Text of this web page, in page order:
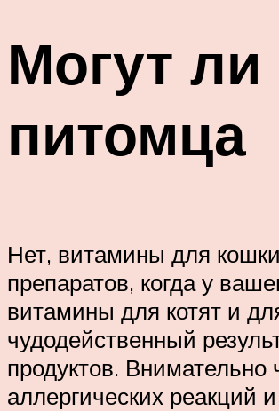
Могут
питомца
Нет, витамины для
препаратов, когда у
витамины для котят и
чудодейственный
продуктов.
аллергических реакций